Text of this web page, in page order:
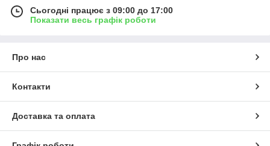
Сьогодні працює з 09:00 до 17:00
Показати весь графік роботи
Про нас
Контакти
Доставка та оплата